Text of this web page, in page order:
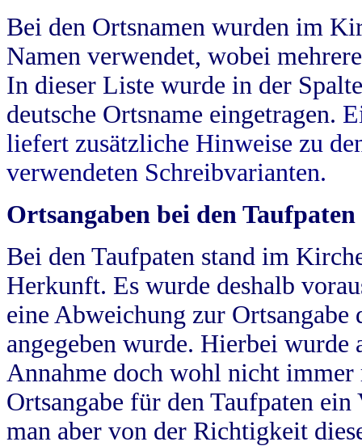
Bei den Ortsnamen wurden im
Namen verwendet, wobei
In dieser Liste wurde in der
deutsche Ortsname eingetragen.
liefert zusätzliche Hinweise zu
verwendeten Schreibvarianten.
Ortsangaben bei den Taufpaten
Bei den Taufpaten stand im
Herkunft. Es wurde deshalb
eine Abweichung zur
angegeben wurde. Hierbei wurde
Annahme doch wohl nicht
Ortsangabe für den Taufpaten
man aber von der Richtigkeit